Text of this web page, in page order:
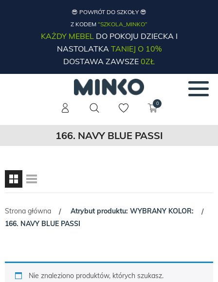
😎 POWRÓT DO SZKOŁY 😎
Z KODEM “SZKOLA_MINKO”
KAŻDY MEBELDO POKOJU DZIECKA I
NASTOLATKATANIEJ O 10%
DOSTAWA ZAWSZE 0ZŁ
0
166. NAVY BLUE PASSI
Strona główna / Atrybut produktu: WYBRANY KOLOR:
/
166. NAVY BLUE PASSI
Nie znaleziono produktów, których szukasz.